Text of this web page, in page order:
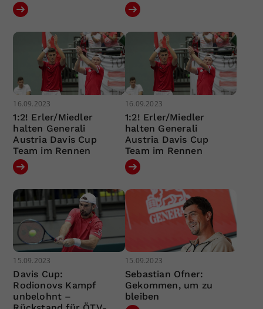
16.09.2023
1:2! Erler/Miedler
halten Generali
Austria Davis Cup
Team im Rennen
16.09.2023
1:2! Erler/Miedler
halten Generali
Austria Davis Cup
Team im Rennen
15.09.2023
Davis Cup:
Rodionovs Kampf
unbelohnt –
15.09.2023
Sebastian Ofner:
Gekommen, um zu
bleiben